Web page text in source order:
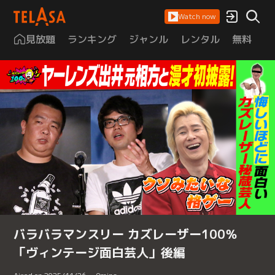
Watch now
見放題 ランキング ジャンル レンタル 無料
バラバラマンスリー カズレーザー100％
「ヴィンテージ面白芸人」後編